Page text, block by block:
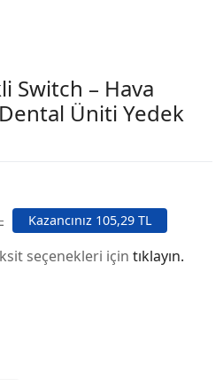
Switch – Hava
Üniti Yedek
Kazancınız 105,29 TL
seçenekleri için tıklayın.